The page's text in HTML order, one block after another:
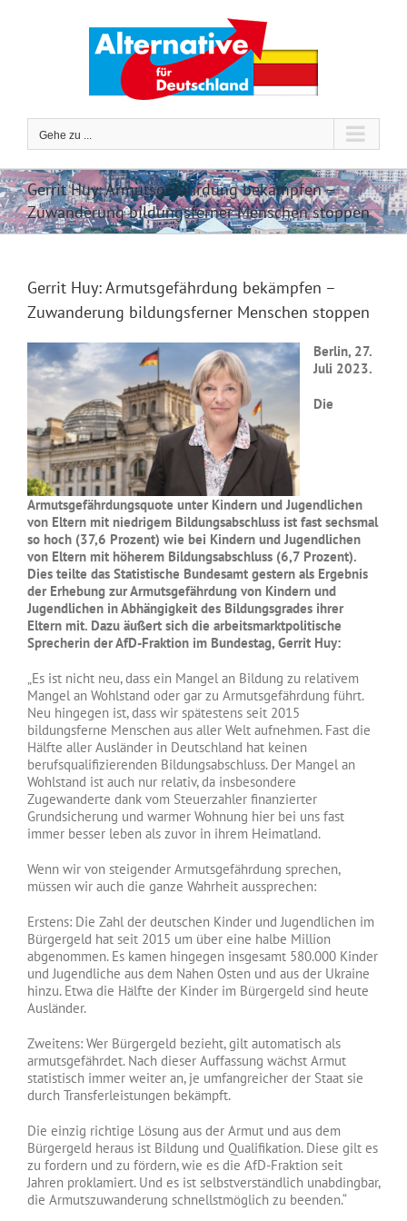
Gehe zu ...
Gerrit Huy: Armutsgefährdung bekämpfen –
Zuwanderung bildungsferner Menschen stoppen
Gerrit Huy: Armutsgefährdung bekämpfen –
Zuwanderung bildungsferner Menschen stoppen
Berlin, 27.
Juli 2023.
Die
Armutsgefährdungsquote unter Kindern und Jugendlichen
von Eltern mit niedrigem Bildungsabschluss ist fast sechsmal
so hoch (37,6 Prozent) wie bei Kindern und Jugendlichen
von Eltern mit höherem Bildungsabschluss (6,7 Prozent).
Dies teilte das Statistische Bundesamt gestern als Ergebnis
der Erhebung zur Armutsgefährdung von Kindern und
Jugendlichen in Abhängigkeit des Bildungsgrades ihrer
Eltern mit. Dazu äußert sich die arbeitsmarktpolitische
Sprecherin der AfD-Fraktion im Bundestag, Gerrit Huy:
„Es ist nicht neu, dass ein Mangel an Bildung zu relativem
Mangel an Wohlstand oder gar zu Armutsgefährdung führt.
Neu hingegen ist, dass wir spätestens seit 2015
bildungsferne Menschen aus aller Welt aufnehmen. Fast die
Hälfte aller Ausländer in Deutschland hat keinen
berufsqualifizierenden Bildungsabschluss. Der Mangel an
Wohlstand ist auch nur relativ, da insbesondere
Zugewanderte dank vom Steuerzahler finanzierter
Grundsicherung und warmer Wohnung hier bei uns fast
immer besser leben als zuvor in ihrem Heimatland.
Wenn wir von steigender Armutsgefährdung sprechen,
müssen wir auch die ganze Wahrheit aussprechen:
Erstens: Die Zahl der deutschen Kinder und Jugendlichen im
Bürgergeld hat seit 2015 um über eine halbe Million
abgenommen. Es kamen hingegen insgesamt 580.000 Kinder
und Jugendliche aus dem Nahen Osten und aus der Ukraine
hinzu. Etwa die Hälfte der Kinder im Bürgergeld sind heute
Ausländer.
Zweitens: Wer Bürgergeld bezieht, gilt automatisch als
armutsgefährdet. Nach dieser Auffassung wächst Armut
statistisch immer weiter an, je umfangreicher der Staat sie
durch Transferleistungen bekämpft.
Die einzig richtige Lösung aus der Armut und aus dem
Bürgergeld heraus ist Bildung und Qualifikation. Diese gilt es
zu fordern und zu fördern, wie es die AfD-Fraktion seit
Jahren proklamiert. Und es ist selbstverständlich unabdingbar,
die Armutszuwanderung schnellstmöglich zu beenden.“